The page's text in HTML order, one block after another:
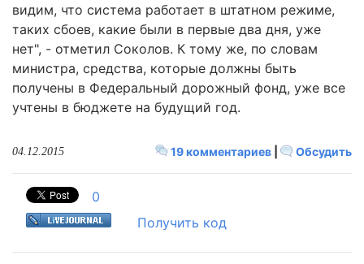
видим, что система работает в штатном режиме,
таких сбоев, какие были в первые два дня, уже
нет", - отметил Соколов. К тому же, по словам
министра, средства, которые должны быть
получены в Федеральный дорожный фонд, уже все
учтены в бюджете на будущий год.
19 комментариев Обсудить
04.12.2015
0
Получить код